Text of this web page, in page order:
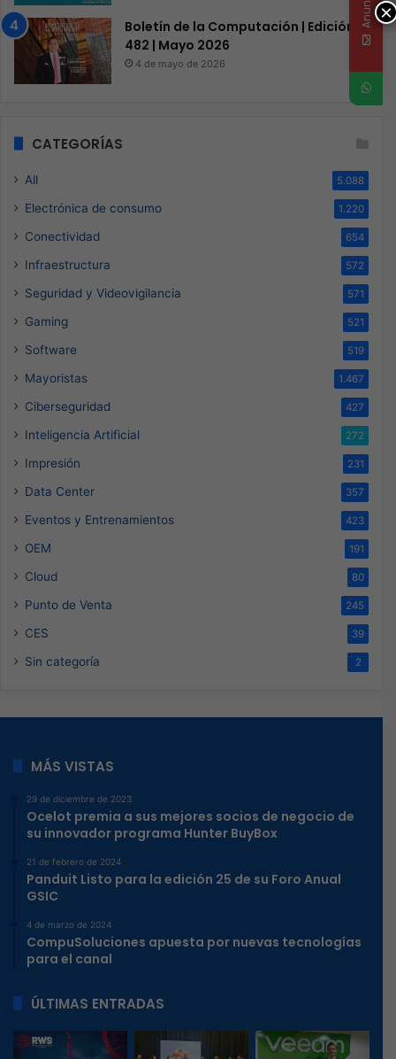
Boletín de la Computación | Edición
482 | Mayo 2026
4 de mayo de 2026
CATEGORÍAS
All 5.088
Electrónica de consumo 1.220
Conectividad 654
Infraestructura 572
Seguridad y Videovigilancia 571
Gaming 521
Software 519
Mayoristas 1.467
Ciberseguridad 427
Inteligencia Artificial 272
Impresión 231
Data Center 357
Eventos y Entrenamientos 423
OEM 191
Cloud 80
Punto de Venta 245
CES 39
Sin categoría 2
MÁS VISTAS
29 de diciembre de 2023
Ocelot premia a sus mejores socios de negocio de
su innovador programa Hunter BuyBox
21 de febrero de 2024
Panduit Listo para la edición 25 de su Foro Anual
GSIC
4 de marzo de 2024
CompuSoluciones apuesta por nuevas tecnologías
para el canal
ÚLTIMAS ENTRADAS
×